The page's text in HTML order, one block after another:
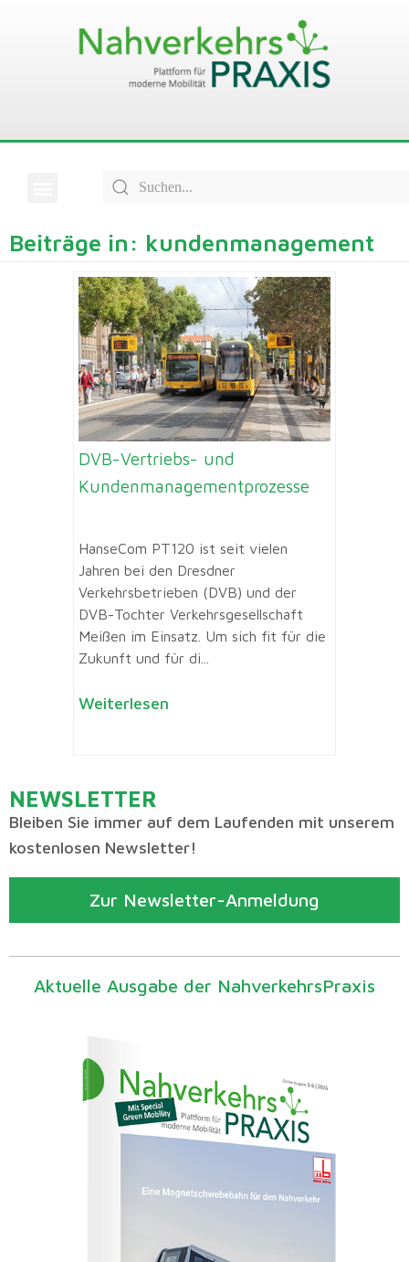
Beiträge in: kundenmanagement
DVB-Vertriebs- und
Kundenmanagementprozesse
HanseCom PT120 ist seit vielen
Jahren bei den Dresdner
Verkehrsbetrieben (DVB) und der
DVB-Tochter Verkehrsgesellschaft
Meißen im Einsatz. Um sich fit für die
Zukunft und für di...
Weiterlesen
NEWSLETTER
Bleiben Sie immer auf dem Laufenden mit unserem
kostenlosen Newsletter!
Zur Newsletter-Anmeldung
Aktuelle Ausgabe der NahverkehrsPraxis